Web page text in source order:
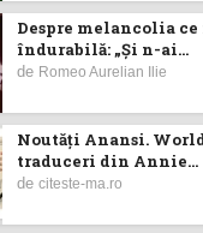
Despre melancolia ce
îndurabilă: „Și n-ai...
de Romeo Aurelian Ilie
Noutăţi Anansi.
traduceri din Annie...
deciteste-ma.ro